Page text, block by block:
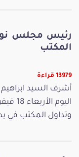
رئيس مجلس
المكتب
13979 قراءة
أشرف السيد
وتداول المكتب في